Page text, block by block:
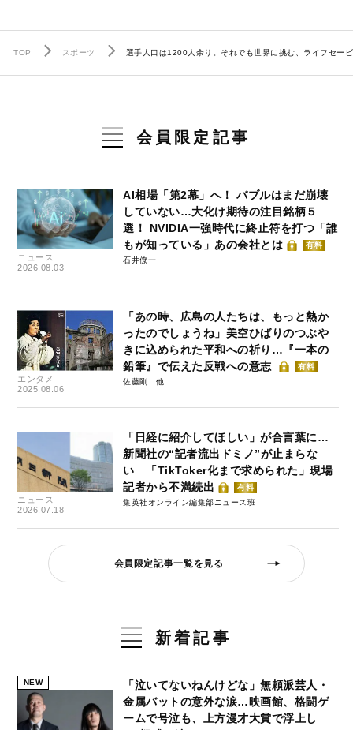
TOP スポーツ 選手人口は1200人余り。それでも世界に挑む、ライフセー
会員限定記事
ニュース
2026.08.03
AI相場「第2幕」へ！ バブルはまだ崩壊
していない…大化け期待の注目銘柄５
選！ NVIDIA一強時代に終止符を打つ「誰
もが知っている」あの会社とは
有料
石井僚一
エンタメ
2025.08.06
「あの時、広島の人たちは、もっと熱か
ったのでしょうね」美空ひばりのつぶや
きに込められた平和への祈り…『一本の
鉛筆』で伝えた反戦への意志
有料
佐藤剛
ニュース
2026.07.18
「日経に紹介してほしい」が合言葉に…
新聞社の“記者流出ドミノ”が止まらな
い 「TikToker化まで求められた」現場
記者から不満続出
有料
集英社オンライン編集部ニュース班
会員限定記事一覧を見る
新着記事
NEW
「泣いてないねんけどな」無頼派芸人・
金属バットの意外な涙…映画館、格闘ゲ
ームで号泣も、上方漫才大賞で浮上し